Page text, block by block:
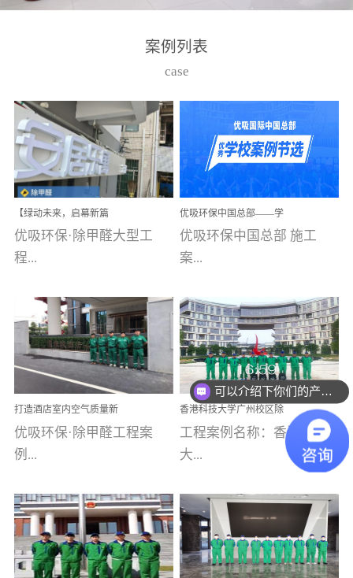
高技能的团队。汇聚了众
取得了多项产品技术专利
和多项国家版权局著作
权，获得高新技术企业称
号。生产优势自主生产自
给自足，优吸公司于2015
在广州番禺区成功建立产
品线生产基地，工厂拥有
自动化生产设备和成熟的
选择源头源材料、严控产
品质量，我们每一批的生
产产品都经过严格的质检
程序；生产车间为优吸总
部和全国分支机构生产光
触媒、净醛王、祛味剂等
优吸系列产品，保质保量
完成生产任务，确保全国
求。资质优势团队优势分
支优势优吸环保是一棵正
茁壮成长的树，只要我们
人人都爱护她、珍惜她、
案例列表
case
【绿动未来，启幕新篇
章】优吸环保中标深圳安
居乐寓，超大型工装室内
空气治理项目顺利启航，
优吸环保·除甲醛大型工
程...
案例【深圳安居乐寓】室
内空气治理项目深圳安居
乐寓 深圳市安居乐寓
为深圳安居集团旗下城...
优吸环保中国总部——学
校施工案例(节选)
优吸环保中国总部 施工
案...
例(学校工装节选)广州南沙
小学(珠江湾校区)项目地
址：广州市南沙区海滨路
南沙珠江湾江门市蓬江区
禾...
打造酒店室内空气质量新
标杆——优吸环保·标杆之
作：东莞美豪雅致酒店室
内空气治理工程纪实
优吸环保·除甲醛工程案
例...
【东莞美豪雅致酒店】室
内空气治理项目东莞美豪
雅致酒店 东莞美豪雅
香港科技大学广州校区除
甲醛项目圆满完成
工程案例名称：香港科技
大...
学广州校区室内空气治
理 工程案例地址：广
州南沙区·香港科技大学(广
可以介绍下你们的产品么
你们是怎么收费的呢